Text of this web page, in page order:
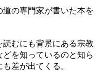
の専門家が書いた本を
むにも背景にある宗教
を知っているのと知ら
差が出てくる。